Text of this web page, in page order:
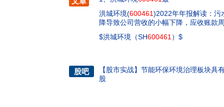
洪城环境(600461)2022年年报解读：污
降导致公司营收的小幅下降，应收账款
$洪城环境（SH600461 ）$
股吧 【股市实战】 节能环保环境治理板块具
股